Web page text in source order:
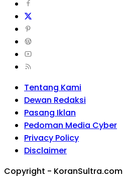
Tentang Kami
Dewan Redaksi
Pasang Iklan
Pedoman Media Cyber
Privacy Policy
Disclaimer
Copyright - KoranSultra.com